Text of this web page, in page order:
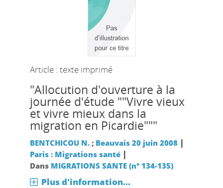
Article : texte imprimé
"Allocution d'ouverture à la
journée d'étude ""Vivre vieux
et vivre mieux dans la
migration en Picardie"""
BENTCHICOU N.; Beauvais 20 juin 2008 |
Paris : Migrations santé|
Dans MIGRATIONS SANTE (n° 134-135)
Plus d'information...